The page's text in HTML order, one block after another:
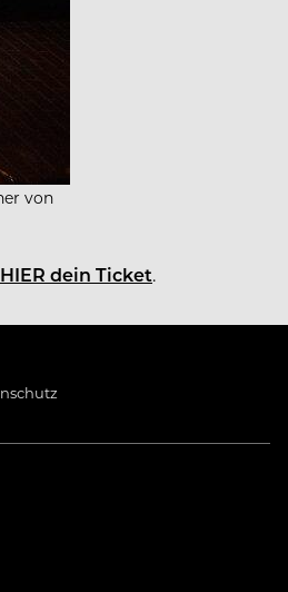
von
dein Ticket.